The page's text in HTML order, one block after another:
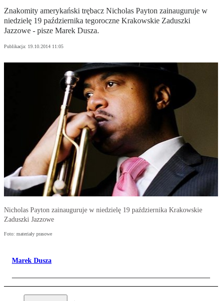
Znakomity amerykański trębacz Nicholas Payton zainauguruje w
niedzielę 19 października tegoroczne Krakowskie Zaduszki
Jazzowe - pisze Marek Dusza.
Publikacja: 19.10.2014 11:05
Nicholas Payton zainauguruje w niedzielę 19 października Krakowskie
Zaduszki Jazzowe
Foto: materiały prasowe
Marek Dusza